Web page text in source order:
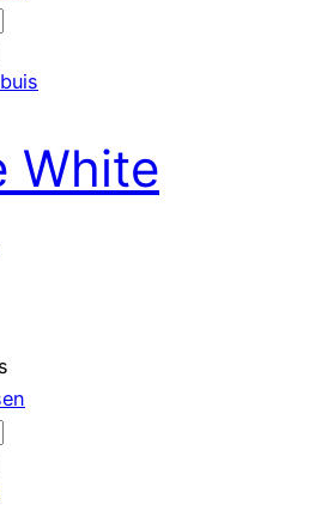
White